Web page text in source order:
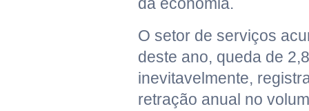
O setor de serviços
deste ano, queda de
inevitavelmente,
retração anual no